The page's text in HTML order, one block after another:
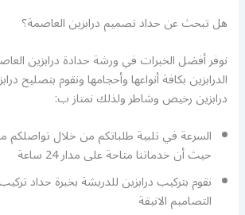
هل تبحث عن حداد تصميم درابزين العاصمة؟
نوفر أفضل الخبرات في ورشة حدادة درابزين
الدرابزين بكافة أنواعها وأحجامها ونقوم بتصليح
درابزين رخيص وشاطر ولذلك نمتاز ب:
السرعة في تلبية طلباتكم من خلال
حيث أن خدماتنا متاحة على مدار 24 ساعة
نقوم بتركيب درابزين للدريشة بخبرة حداد
التصاميم الانيقة